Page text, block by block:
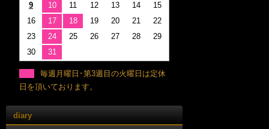
9
10 11 12 13 14
15
16
17 18 19 20 21
22
23
24 25 26 27 28
29
30
31
毎週月曜日･第3週目の火曜日は定休
日を頂いております。
diary